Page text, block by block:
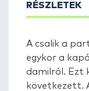
RÉSZLETEK
A csalik a
egykor a
damilról. Ezt
következett.